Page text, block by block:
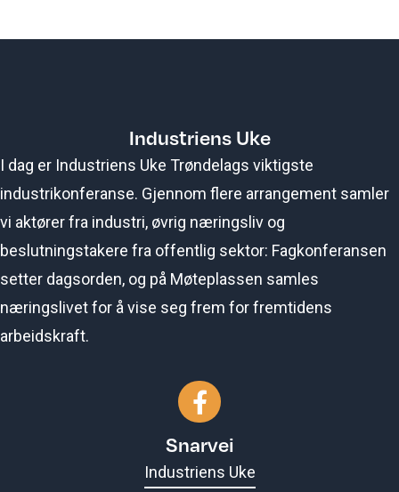
Industriens Uke
I dag er Industriens Uke Trøndelags viktigste
industrikonferanse. Gjennom flere arrangement samler
vi aktører fra industri, øvrig næringsliv og
beslutningstakere fra offentlig sektor: Fagkonferansen
setter dagsorden, og på Møteplassen samles
næringslivet for å vise seg frem for fremtidens
arbeidskraft.
Gå til vår Facebook-side
Snarvei
Industriens Uke